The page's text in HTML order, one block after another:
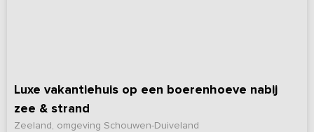
Luxe vakantiehuis op een boerenhoeve nabij
zee & strand
Zeeland, omgeving Schouwen-Duiveland